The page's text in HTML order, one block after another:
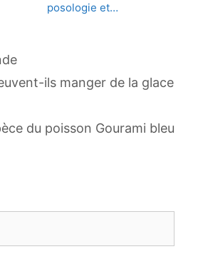
posologie et…
ils manger de la glace
du poisson Gourami bleu